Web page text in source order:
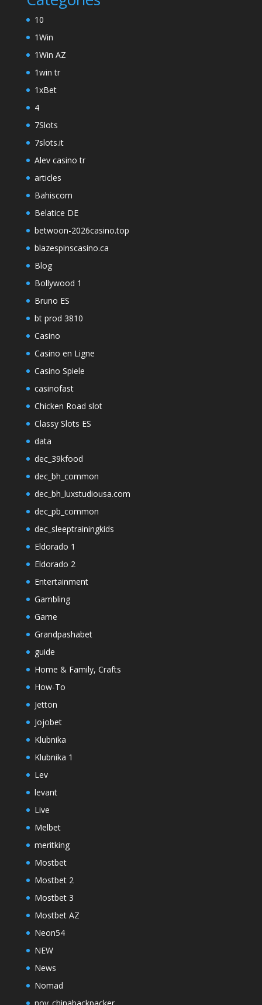
10
1Win
1Win AZ
1win tr
1xBet
4
7Slots
7slots.it
Alev casino tr
articles
Bahiscom
Belatice DE
betwoon-2026casino.top
blazespinscasino.ca
Blog
Bollywood 1
Bruno ES
bt prod 3810
Casino
Casino en Ligne
Casino Spiele
casinofast
Chicken Road slot
Classy Slots ES
data
dec_39kfood
dec_bh_common
dec_bh_luxstudiousa.com
dec_pb_common
dec_sleeptrainingkids
Eldorado 1
Eldorado 2
Entertainment
Gambling
Game
Grandpashabet
guide
Home & Family, Crafts
How-To
Jetton
Jojobet
Klubnika
Klubnika 1
Lev
levant
Live
Melbet
meritking
Mostbet
Mostbet 2
Mostbet 3
Mostbet AZ
Neon54
NEW
News
Nomad